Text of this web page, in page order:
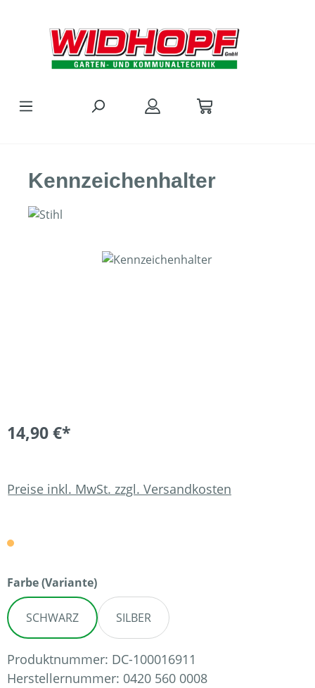
Kennzeichenhalter
Bildergalerie überspringen
14,90 €*
Preise inkl. MwSt. zzgl. Versandkosten
Farbe (Variante)auswählen
SCHWARZ SILBER
Produktnummer: DC-100016911
Herstellernummer: 0420 560 0008